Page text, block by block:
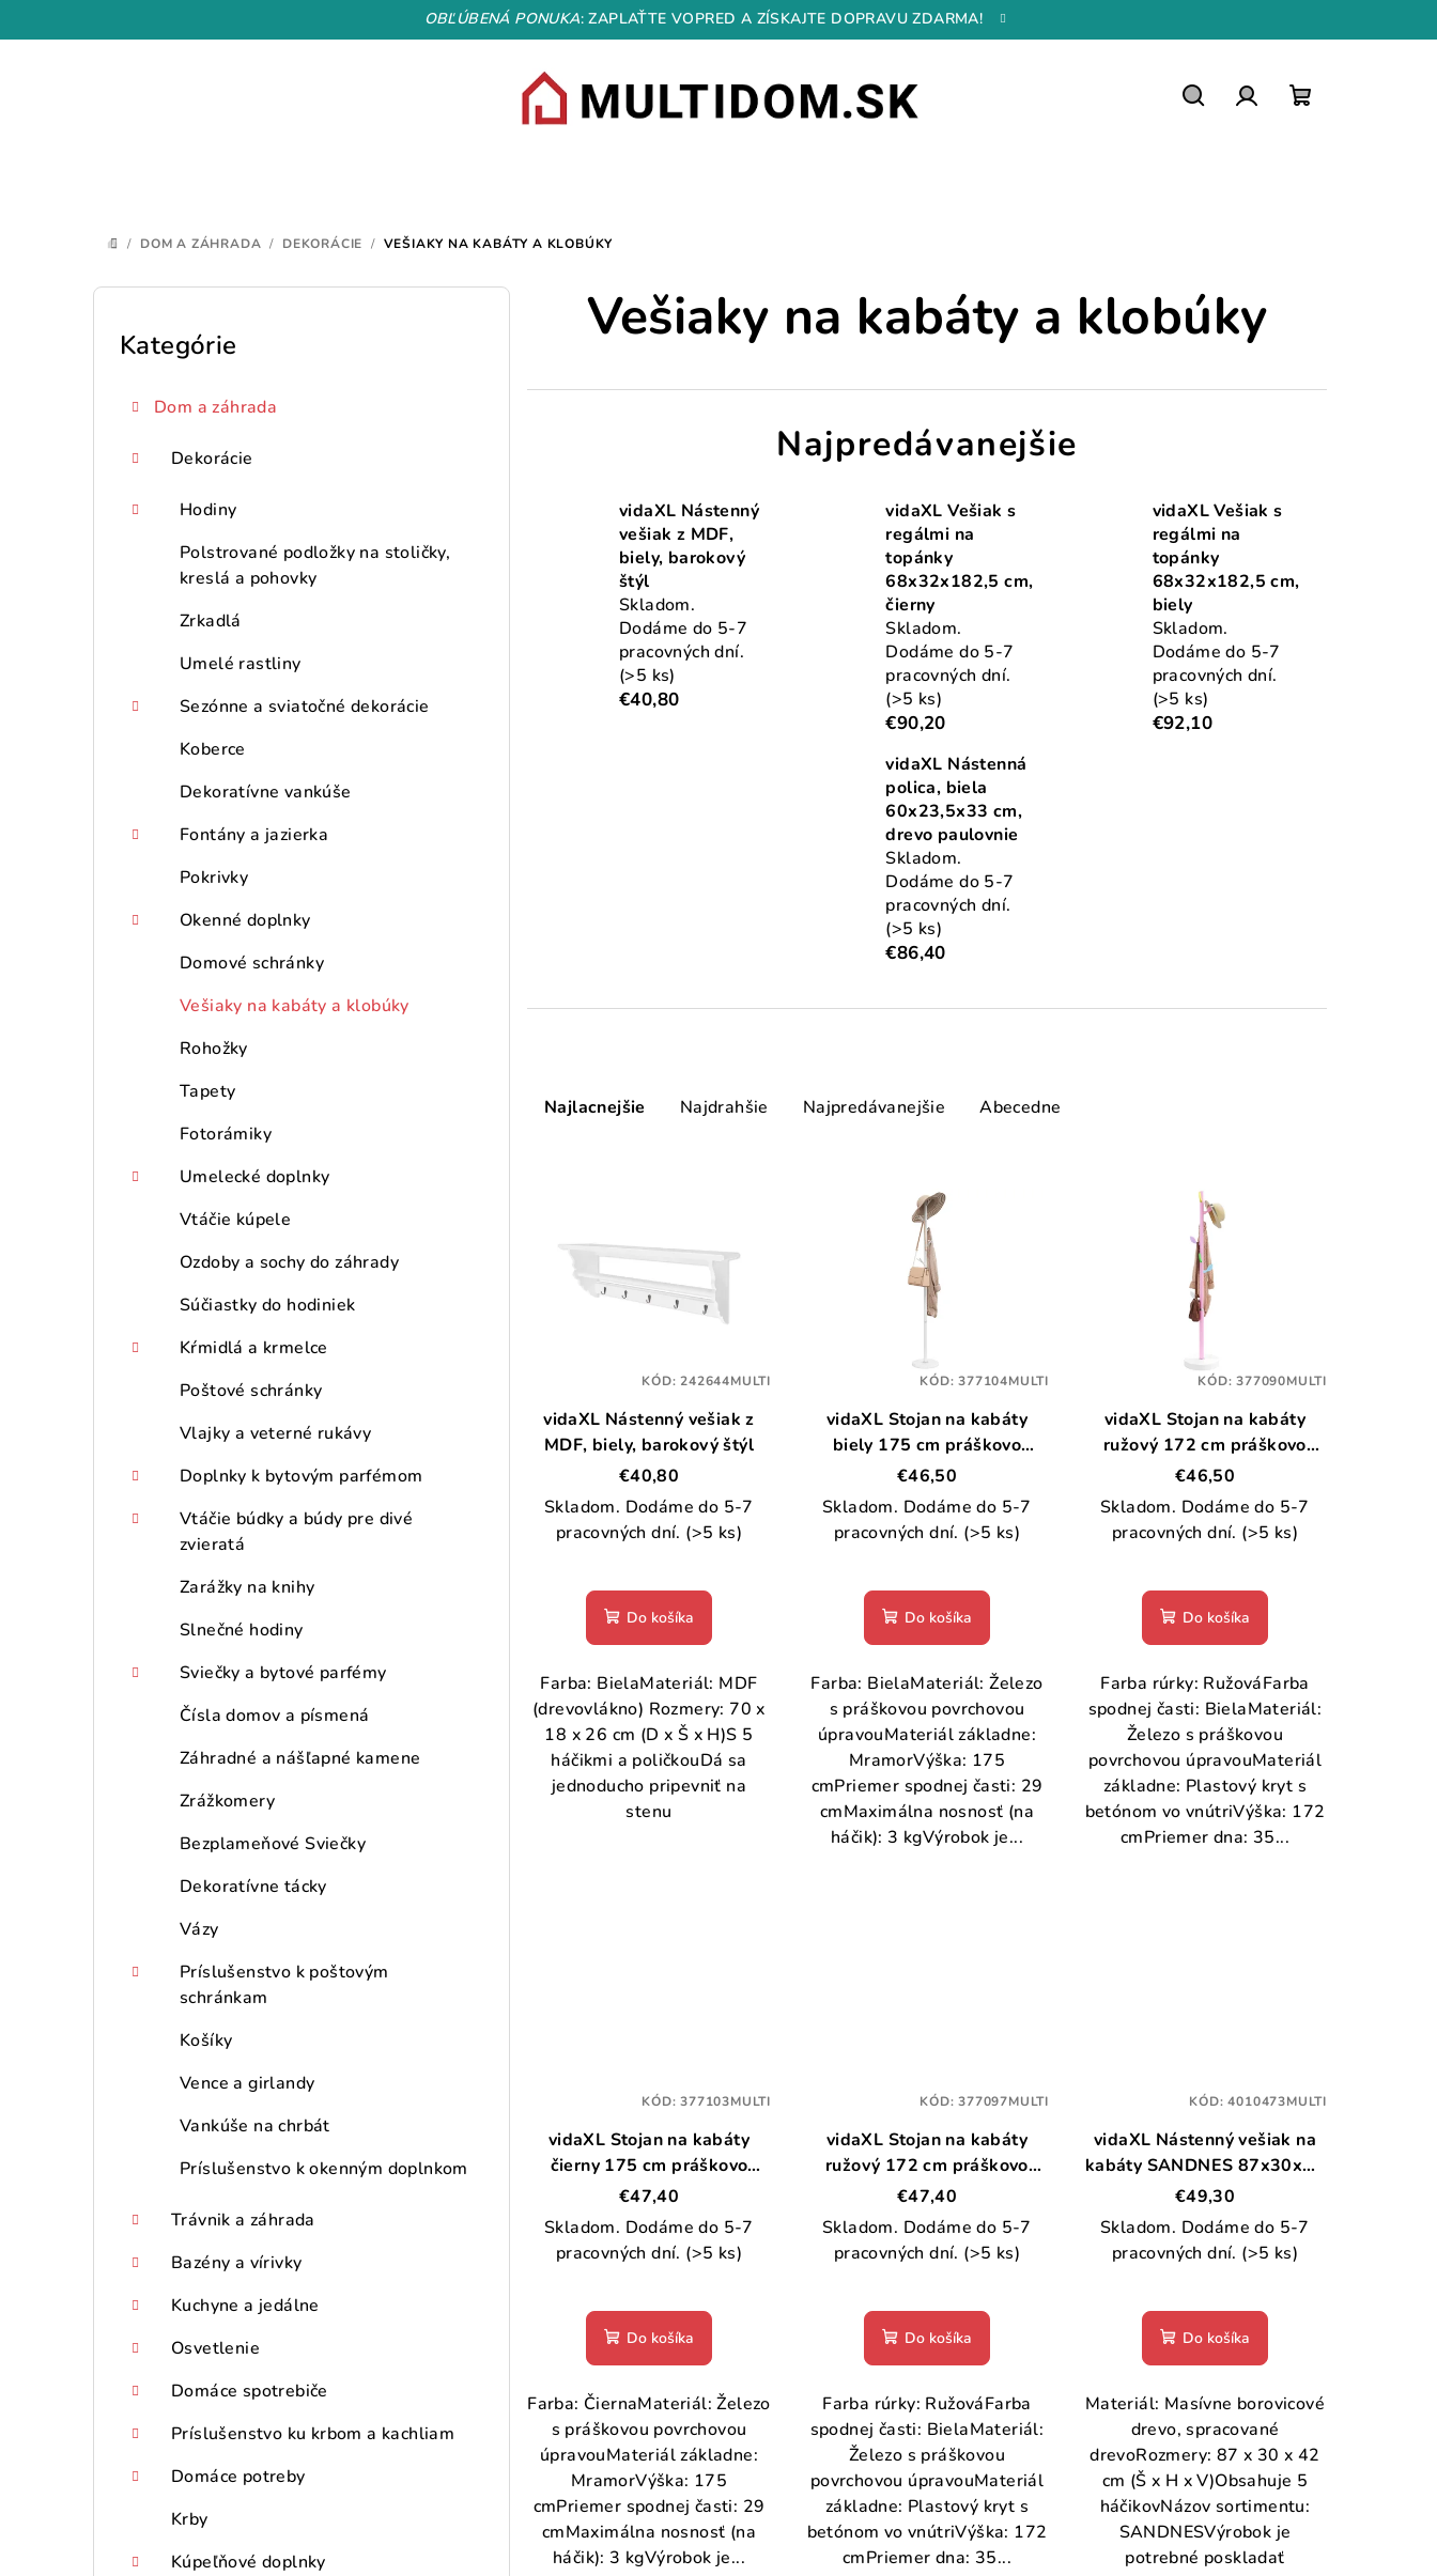
na
OBĽÚBENÁ PONUKA: ZAPLAŤTE VOPRED A ZÍSKAJTE DOPRAVU ZDARMA!
DOMOV
/ DOM A ZÁHRADA / DEKORÁCIE / VEŠIAKY NA KABÁTY A KLOBÚKY
B
Preskočiť
Kategórie
Dom a záhrada
Dekorácie
Hodiny
Polstrované podložky na stoličky,
kreslá a pohovky
Zrkadlá
Umelé rastliny
Sezónne a sviatočné dekorácie
Koberce
Dekoratívne vankúše
Fontány a jazierka
Pokrivky
Okenné doplnky
Domové schránky
Vešiaky na kabáty a klobúky
Rohožky
Tapety
Fotorámiky
Umelecké doplnky
Vtáčie kúpele
Ozdoby a sochy do záhrady
Súčiastky do hodiniek
Kŕmidlá a krmelce
Poštové schránky
Vlajky a veterné rukávy
Doplnky k bytovým parfémom
Vtáčie búdky a búdy pre divé
zvieratá
Zarážky na knihy
Slnečné hodiny
Sviečky a bytové parfémy
Čísla domov a písmená
Záhradné a nášľapné kamene
Zrážkomery
Bezplameňové Sviečky
Dekoratívne tácky
Vázy
Príslušenstvo k poštovým
schránkam
Košíky
Vence a girlandy
Vankúše na chrbát
Príslušenstvo k okenným doplnkom
Trávnik a záhrada
Bazény a vírivky
Kuchyne a jedálne
Osvetlenie
Domáce spotrebiče
Príslušenstvo ku krbom a kachliam
Domáce potreby
Krby
Kúpeľňové doplnky
Vešiaky na kabáty a klobúky
Najpredávanejšie
vidaXL Nástenný
vešiak z MDF,
biely, barokový
štýl
Skladom.
Dodáme do 5-7
pracovných dní.
(>5 ks)
€40,80
vidaXL Vešiak s
regálmi na
topánky
68x32x182,5 cm,
čierny
Skladom.
Dodáme do 5-7
pracovných dní.
(>5 ks)
€90,20
vidaXL Vešiak s
regálmi na
topánky
68x32x182,5 cm,
biely
Skladom.
Dodáme do 5-7
pracovných dní.
(>5 ks)
€92,10
vidaXL Nástenná
polica, biela
60x23,5x33 cm,
drevo paulovnie
Skladom.
Dodáme do 5-7
pracovných dní.
(>5 ks)
€86,40
a
o
u
v
Najlacnejšie Najdrahšie Najpredávanejšie Abecedne
d
o
v
vidaXL Nástenný vešiak z
MDF, biely, barokový štýl
€40,80
Skladom. Dodáme do 5-7
pracovných dní. (>5 ks)
Do košíka
Farba: BielaMateriál: MDF
(drevovlákno) Rozmery: 70 x
18 x 26 cm (D x Š x H)S 5
háčikmi a poličkouDá sa
jednoducho pripevniť na
stenu
KÓD:242644MULTI
vidaXL Stojan na kabáty
biely 175 cm práškovo
lakované železo
€46,50
Skladom. Dodáme do 5-7
pracovných dní. (>5 ks)
Do košíka
Farba: BielaMateriál: Železo
s práškovou povrchovou
úpravouMateriál základne:
MramorVýška: 175
cmPriemer spodnej časti: 29
cmMaximálna nosnosť (na
háčik): 3 kgVýrobok je...
KÓD:377104MULTI
vidaXL Stojan na kabáty
ružový 172 cm práškovo
lakované železo
€46,50
Skladom. Dodáme do 5-7
pracovných dní. (>5 ks)
Do košíka
Farba rúrky: RužováFarba
spodnej časti: BielaMateriál:
Železo s práškovou
povrchovou úpravouMateriál
základne: Plastový kryt s
betónom vo vnútriVýška: 172
cmPriemer dna: 35...
KÓD:377090MULTI
vidaXL Stojan na kabáty
čierny 175 cm práškovo
lakované železo
€47,40
Skladom. Dodáme do 5-7
pracovných dní. (>5 ks)
Do košíka
Farba: ČiernaMateriál: Železo
s práškovou povrchovou
úpravouMateriál základne:
MramorVýška: 175
cmPriemer spodnej časti: 29
cmMaximálna nosnosť (na
háčik): 3 kgVýrobok je...
KÓD:377103MULTI
vidaXL Stojan na kabáty
ružový 172 cm práškovo
lakované železo
€47,40
Skladom. Dodáme do 5-7
pracovných dní. (>5 ks)
Do košíka
Farba rúrky: RužováFarba
spodnej časti: BielaMateriál:
Železo s práškovou
povrchovou úpravouMateriál
základne: Plastový kryt s
betónom vo vnútriVýška: 172
cmPriemer dna: 35...
KÓD:377097MULTI
vidaXL Nástenný vešiak na
kabáty SANDNES 87x30x42
cm borovicový masív
€49,30
Skladom. Dodáme do 5-7
pracovných dní. (>5 ks)
Do košíka
Materiál: Masívne borovicové
drevo, spracované
drevoRozmery: 87 x 30 x 42
cm (Š x H x V)Obsahuje 5
háčikovNázov sortimentu:
SANDNESVýrobok je
potrebné poskladať
KÓD:4010473MULTI